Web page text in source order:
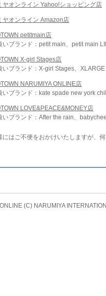
ヤオンライン Yahoo!ショッピング店
ヤオンライン Amazon店
petitmain店
いブランド：petit main、petit main
X-girl Stages店
いブランド：X-girl Stages、
NARUMIYA ONLINE店
いブランド：kate spade new york
LOVE&PEACE&MONEY店
いブランド：After the rain、
にはご不便をおかけいたしますが、